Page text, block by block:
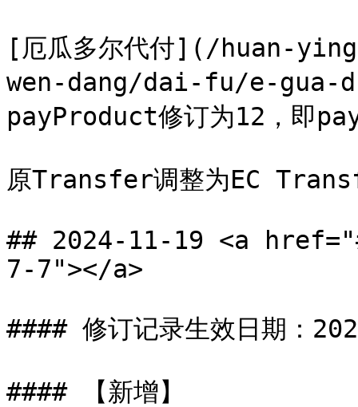
[厄瓜多尔代付](/huan-
wen-dang/dai-fu/e-gua-
payProduct修订为12，即
原Transfer调整为EC
## 2024-11-19 <a
7-7"></a>
#### 修订记录生效日期：
#### 【新增】